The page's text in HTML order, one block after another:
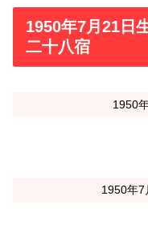
1950年7月21日
二十八宿
1950
1950年7